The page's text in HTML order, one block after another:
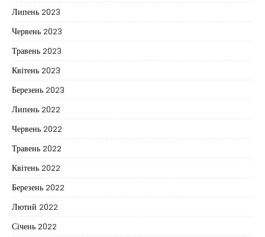
Липень 2023
Червень 2023
Травень 2023
Квітень 2023
Березень 2023
Липень 2022
Червень 2022
Травень 2022
Квітень 2022
Березень 2022
Лютий 2022
Січень 2022